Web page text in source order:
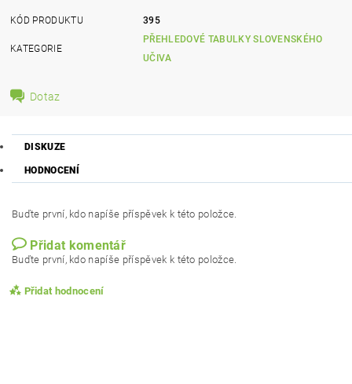
KÓD PRODUKTU 395
KATEGORIE
PŘEHLEDOVÉ TABULKY SLOVENSKÉHO
UČIVA
Dotaz
DISKUZE
HODNOCENÍ
Buďte první, kdo napíše příspěvek k této položce.
Přidat komentář
Buďte první, kdo napíše příspěvek k této položce.
Přidat hodnocení